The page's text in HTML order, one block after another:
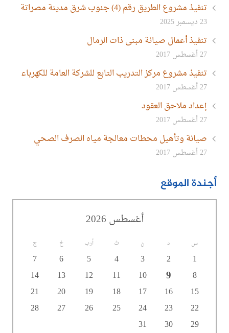
تنفيذ مشروع الطريق رقم (4) جنوب شرق مدينة مصراتة
23 ديسمبر 2025
تنفيذ أعمال صيانة مبنى ذات الرمال
27 أغسطس 2017
تنفيذ مشروع مركز التدريب التابع للشركة العامة للكهرباء
27 أغسطس 2017
إعداد ملاحق العقود
27 أغسطس 2017
صيانة وتأهيل محطات معالجة مياه الصرف الصحي
27 أغسطس 2017
أجندة الموقع
أغسطس 2026
س د ن ث أرب خ ج
1
2
3
4
5
6
7
8
9
10
11
12
13
14
15
16
17
18
19
20
21
22
23
24
25
26
27
28
29
30
31